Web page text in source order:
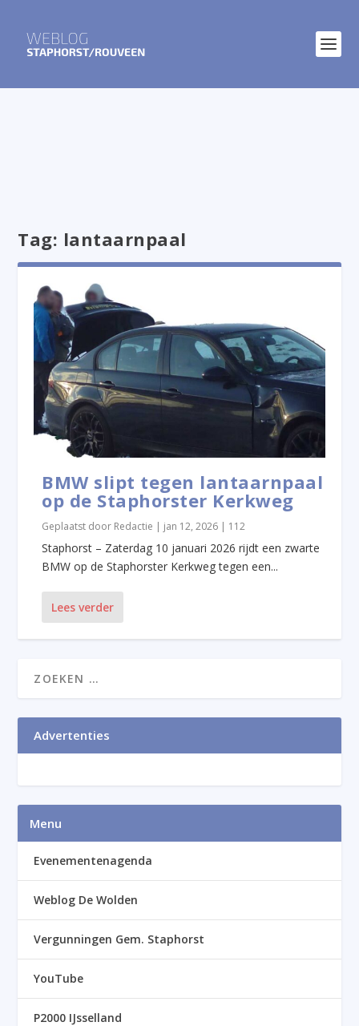
Tag: lantaarnpaal
BMW slipt tegen lantaarnpaal
op de Staphorster Kerkweg
Geplaatst door Redactie | jan 12, 2026 | 112
Staphorst – Zaterdag 10 januari 2026 rijdt een zwarte
BMW op de Staphorster Kerkweg tegen een...
Lees verder
Advertenties
Menu
Evenementenagenda
Weblog De Wolden
Vergunningen Gem. Staphorst
YouTube
P2000 IJsselland